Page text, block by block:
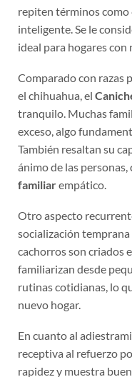
repiten términos
inteligente. Se le
ideal para hogares con
Comparado con razas
el chihuahua, el
tranquilo. Muchas
exceso, algo
También resaltan su
ánimo de las
familiarempático.
Otro aspecto
socialización
cachorros son criados
familiarizan desde
rutinas cotidianas, lo
nuevo hogar.
En cuanto al
receptiva al refuerzo
rapidez y muestra